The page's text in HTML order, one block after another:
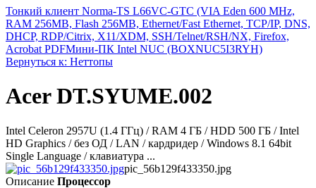
Тонкий клиент Norma-TS L66VC-GTC (VIA Eden 600 MHz,
RAM 256MB, Flash 256MB, Ethernet/Fast Ethernet, TCP/IP, DNS,
DHCP, RDP/Citrix, X11/XDM, SSH/Telnet/RSH/NX, Firefox,
Acrobat PDFМини-ПК Intel NUC (BOXNUC5I3RYH)
Вернуться к: Неттопы
Acer DT.SYUME.002
Intel Celeron 2957U (1.4 ГГц) / RAM 4 ГБ / HDD 500 ГБ / Intel
HD Graphics / без ОД / LAN / кардридер / Windows 8.1 64bit
Single Language / клавиатура ...
pic_56b129f433350.jpg
Описание Процессор